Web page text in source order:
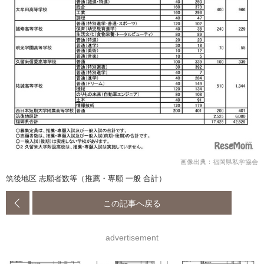
画像出典：福岡県私学協会
筑後地区 志願者数等（推薦・専願 一般 合計）
この記事へ戻る
advertisement